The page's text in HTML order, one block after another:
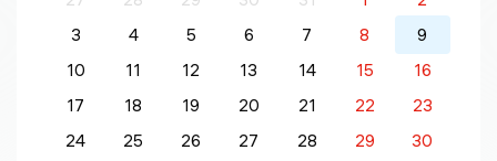
3
4 5 6 7 8
9
10
11 12 13 14 15
16
17
18 19 20 21 22
23
24
25 26 27 28 29
30